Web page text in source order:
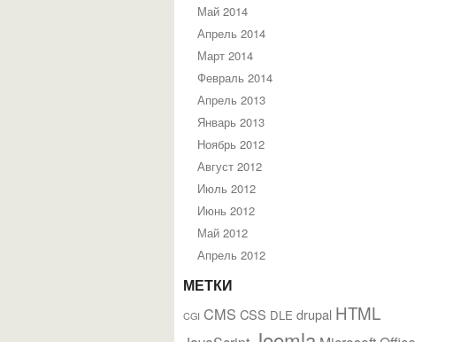
Май 2014
Апрель 2014
Март 2014
Февраль 2014
Апрель 2013
Январь 2013
Ноябрь 2012
Август 2012
Июль 2012
Июнь 2012
Май 2012
Апрель 2012
МЕТКИ
CGI CMS CSS DLE drupal HTML